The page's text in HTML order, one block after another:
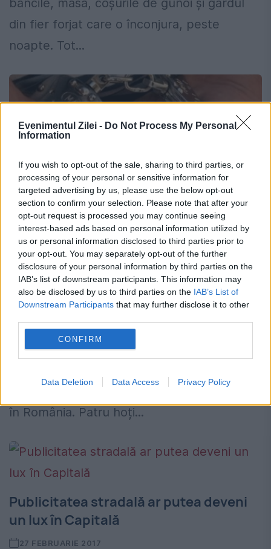
Evenimentul Zilei - Do Not Process My Personal
Information
If you wish to opt-out of the sale, sharing to third parties, or
processing of your personal or sensitive information for
targeted advertising by us, please use the below opt-out
section to confirm your selection. Please note that after your
opt-out request is processed you may continue seeing
interest-based ads based on personal information utilized by
us or personal information disclosed to third parties prior to
your opt-out. You may separately opt-out of the further
disclosure of your personal information by third parties on the
IAB’s list of downstream participants. This information may
also be disclosed by us to third parties on the IAB’s List of
Downstream Participants that may further disclose it to other
CONFIRM
Data Deletion Data Access Privacy Policy
băncile, masa, coșurile de gunoi și gardul
din fier forjat care o înconjura, peste
noapte. Tot...
Polițiști din patru țări au anihilat o
GRUPARE de HOȚI ROMÂNI. Ce furau i-a
UIMIT pe anchetetori
27 OCTOMBRIE 2017
Polițiști din patru țări au cooperat pentru
anihilarea unei grupări de hoți români,
Bunurile erau sustrase din Italia și vândute
în România. Patru hoți...
Publicitatea stradală ar putea deveni
un lux în Capitală
27 FEBRUARIE 2017